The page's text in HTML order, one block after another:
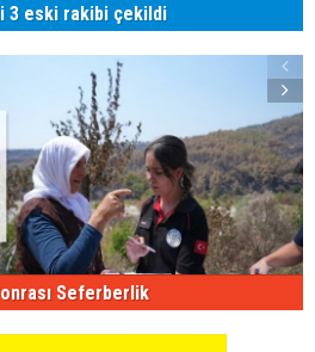
3 eski rakibi çekildi
Seferberlik